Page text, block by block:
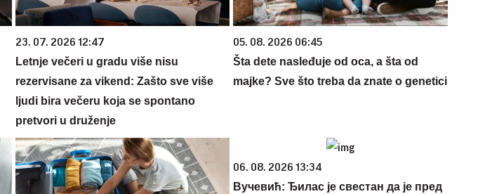
23. 07. 2026 12:47
Letnje večeri u gradu više nisu
rezervisane za vikend: Zašto sve više
ljudi bira večeru koja se spontano
pretvori u druženje
05. 08. 2026 06:45
Šta dete nasleđuje od oca, a šta od
majke? Sve što treba da znate o genetici
06. 08. 2026 13:34
Вучевић: Ђилас је свестан да је пред